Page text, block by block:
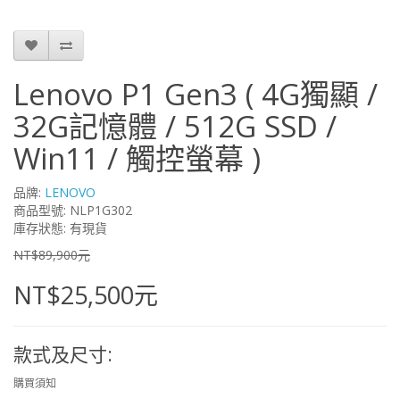
Lenovo P1 Gen3 ( 4G獨顯 /
32G記憶體 / 512G SSD /
Win11 / 觸控螢幕 )
品牌: LENOVO
商品型號: NLP1G302
庫存狀態: 有現貨
NT$89,900元
NT$25,500元
款式及尺寸:
購買須知